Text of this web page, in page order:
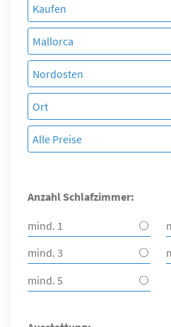
Anzahl Schlafzimmer:
mind. 1
mind. 3
mind. 5